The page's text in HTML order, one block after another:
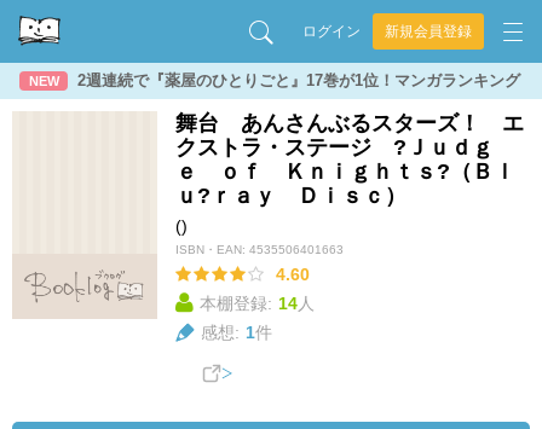
ログイン 新規会員登録
NEW 2週連続で『薬屋のひとりごと』17巻が1位！マンガランキング
舞台 あんさんぶるスターズ！ エ
クストラ・ステージ ?Ｊｕｄｇ
ｅ ｏｆ Ｋｎｉｇｈｔｓ?（Ｂｌ
ｕ?ｒａｙ Ｄｉｓｃ）
()
ISBN・EAN: 4535506401663
4.60
本棚登録: 14人
感想: 1件